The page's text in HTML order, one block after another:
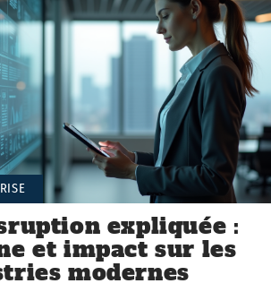
expliquée :
et impact sur les
modernes